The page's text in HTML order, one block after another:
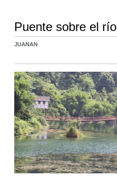
Puente sobre el río
JUANAN